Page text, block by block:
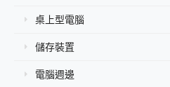
桌上型電腦
儲存裝置
電腦週邊